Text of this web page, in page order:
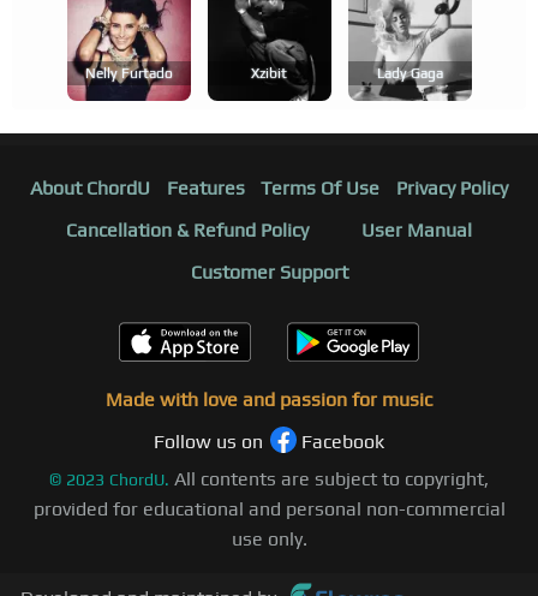
Nelly Furtado Xzibit Lady Gaga
About ChordU Features Terms Of Use
Privacy Policy
Cancellation & Refund Policy
User Manual
Customer Support
Made with love and passion for music
Follow us on
Facebook
© 2023 ChordU. All contents are subject to copyright,
provided for educational and personal non-commercial
use only.